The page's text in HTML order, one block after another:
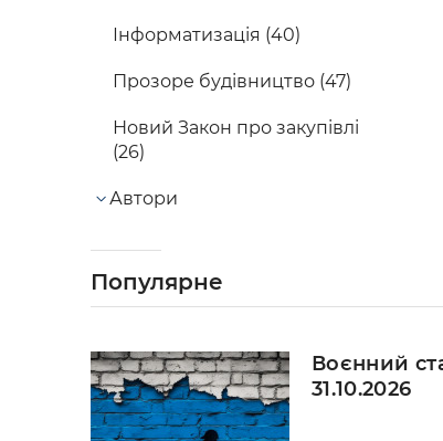
Інформатизація (40)
Прозоре будівництво (47)
Новий Закон про закупівлі
(26)
Автори
Популярне
Воєнний
31.10.2026